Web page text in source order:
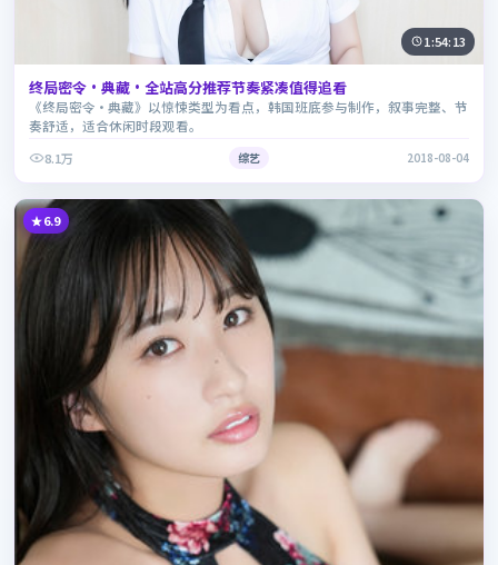
1:54:13
终局密令·典藏·全站高分推荐节奏紧凑值得追看
《终局密令·典藏》以惊悚类型为看点，韩国班底参与制作，叙事完整、节
奏舒适，适合休闲时段观看。
8.1万
综艺 2018-08-04
6.9